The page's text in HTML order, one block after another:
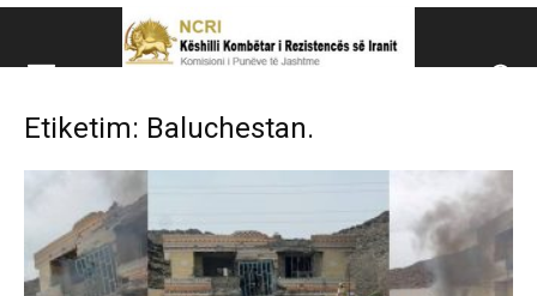
Këshillit Kombëtar të
Këshillit Kombëtar të Rezistencës së Iranit (NCRI)
Etiketim: Baluchestan.